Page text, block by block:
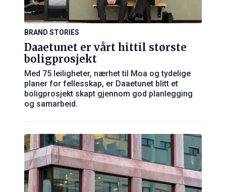
BRAND STORIES
Daaetunet er vårt hittil største
boligprosjekt
Med 75 leiligheter, nærhet til Moa og tydelige
planer for fellesskap, er Daaetunet blitt et
boligprosjekt skapt gjennom god planlegging
og samarbeid.